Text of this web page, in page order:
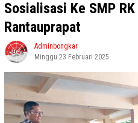
Sosialisasi Ke SMP
Rantauprapat
Adminbongkar
Minggu 23 Februari 2025